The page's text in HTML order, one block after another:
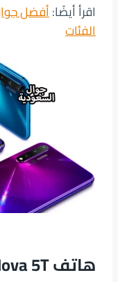
اقرأ أيضًا:أفضل
الفئات
هاتف Huawei Nova 5T